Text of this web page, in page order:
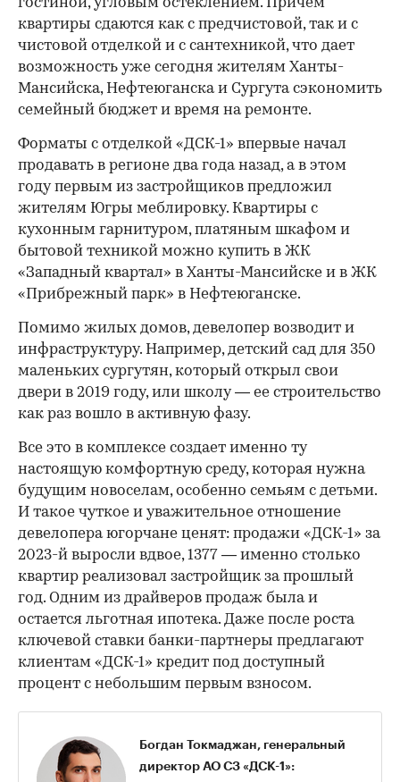
квартиры сдаются как с предчистовой, так и с
чистовой отделкой и с сантехникой, что дает
возможность уже сегодня жителям Ханты-
Мансийска, Нефтеюганска и Сургута сэкономить
семейный бюджет и время на ремонте.
Форматы с отделкой «ДСК-1» впервые начал
продавать в регионе два года назад, а в этом
году первым из застройщиков предложил
жителям Югры меблировку. Квартиры с
кухонным гарнитуром, платяным шкафом и
бытовой техникой можно купить в ЖК
«Западный квартал» в Ханты-Мансийске и в ЖК
«Прибрежный парк» в Нефтеюганске.
Помимо жилых домов, девелопер возводит и
инфраструктуру. Например, детский сад для 350
маленьких сургутян, который открыл свои
двери в 2019 году, или школу — ее строительство
как раз вошло в активную фазу.
Все это в комплексе создает именно ту
настоящую комфортную среду, которая нужна
будущим новоселам, особенно семьям с детьми.
И такое чуткое и уважительное отношение
девелопера югорчане ценят: продажи «ДСК-1» за
2023-й выросли вдвое, 1377 — именно столько
квартир реализовал застройщик за прошлый
год. Одним из драйверов продаж была и
остается льготная ипотека. Даже после роста
ключевой ставки банки-партнеры предлагают
клиентам «ДСК-1» кредит под доступный
процент с небольшим первым взносом.
Богдан Токмаджан, генеральный
директор АО СЗ «ДСК-1»: